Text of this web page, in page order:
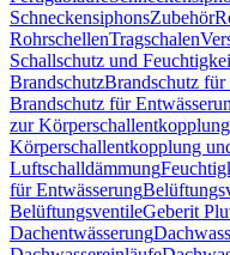
SchneckensiphonsZubehör
RohrschellenTragschalen
Schallschutz und
BrandschutzBrandschutz für
Brandschutz für
zur Körperschallentkopplung
Körperschallentkopplung
Luftschalldämmung
für Entwässerung
BelüftungsventileGeberit
Dachentwässerung